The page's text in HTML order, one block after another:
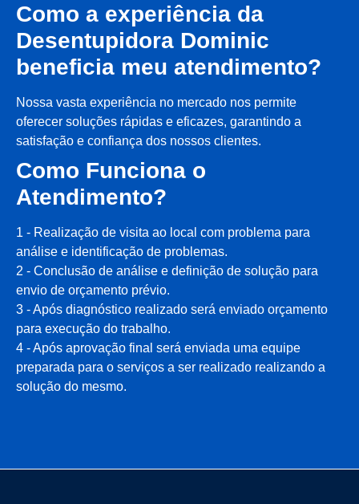
Como a experiência da
Desentupidora Dominic
beneficia meu atendimento?
Nossa vasta experiência no mercado nos permite
oferecer soluções rápidas e eficazes, garantindo a
satisfação e confiança dos nossos clientes.
Como Funciona o
Atendimento?
1 - Realização de visita ao local com problema para
análise e identificação de problemas.
2 - Conclusão de análise e definição de solução para
envio de orçamento prévio.
3 - Após diagnóstico realizado será enviado orçamento
para execução do trabalho.
4 - Após aprovação final será enviada uma equipe
preparada para o serviços a ser realizado realizando a
solução do mesmo.